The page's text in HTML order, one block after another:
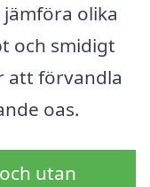
olika
och smidigt
att förvandla
oas.
utan